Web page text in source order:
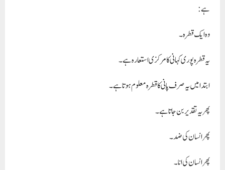
ہے:
وہ ایک قطرہ۔
یہ قطرہ پوری کہانی کا مرکزی استعارہ ہے۔
ابتدا میں یہ صرف پانی کا قطرہ معلوم ہوتا ہے۔
پھر یہ تقدیر بن جاتا ہے۔
پھر انسان کی ضد۔
پھر انسان کی انا۔